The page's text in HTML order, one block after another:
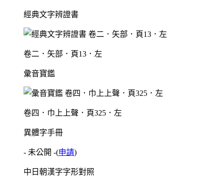
經典文字辨證書
卷二．矢部．頁13．左
彙音寶鑑
卷四．巾上上聲．頁325．左
異體字手冊
- 未公開 -(申請)
中日朝漢字字形對照